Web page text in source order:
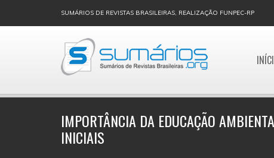
SUMÁRIOS DE REVISTAS BRASILEIRAS, REALIZAÇÃO FUNPEC-RP
IMPORTÂNCIA DA EDUCAÇÃO
INICIAIS